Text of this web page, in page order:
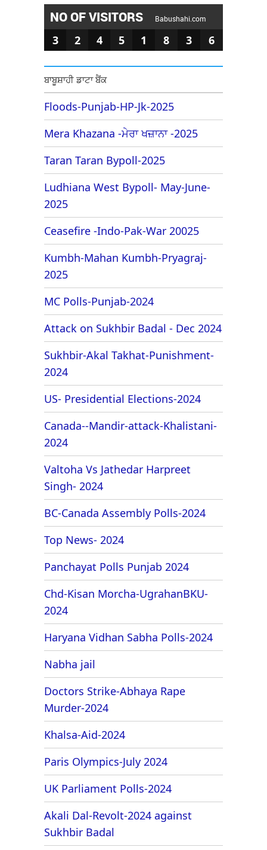
NO OF VISITORS Babushahi.com
3 2 4 5 1 8 3 6
ਬਾਬੂਸ਼ਾਹੀ ਡਾਟਾ ਬੈਂਕ
Floods-Punjab-HP-Jk-2025
Mera Khazana -ਮੇਰਾ ਖਜ਼ਾਨਾ -2025
Taran Taran Bypoll-2025
Ludhiana West Bypoll- May-June-
2025
Ceasefire -Indo-Pak-War 20025
Kumbh-Mahan Kumbh-Pryagraj-
2025
MC Polls-Punjab-2024
Attack on Sukhbir Badal - Dec 2024
Sukhbir-Akal Takhat-Punishment-
2024
US- Presidential Elections-2024
Canada--Mandir-attack-Khalistani-
2024
Valtoha Vs Jathedar Harpreet
Singh- 2024
BC-Canada Assembly Polls-2024
Top News- 2024
Panchayat Polls Punjab 2024
Chd-Kisan Morcha-UgrahanBKU-
2024
Haryana Vidhan Sabha Polls-2024
Nabha jail
Doctors Strike-Abhaya Rape
Murder-2024
Khalsa-Aid-2024
Paris Olympics-July 2024
UK Parliament Polls-2024
Akali Dal-Revolt-2024 against
Sukhbir Badal